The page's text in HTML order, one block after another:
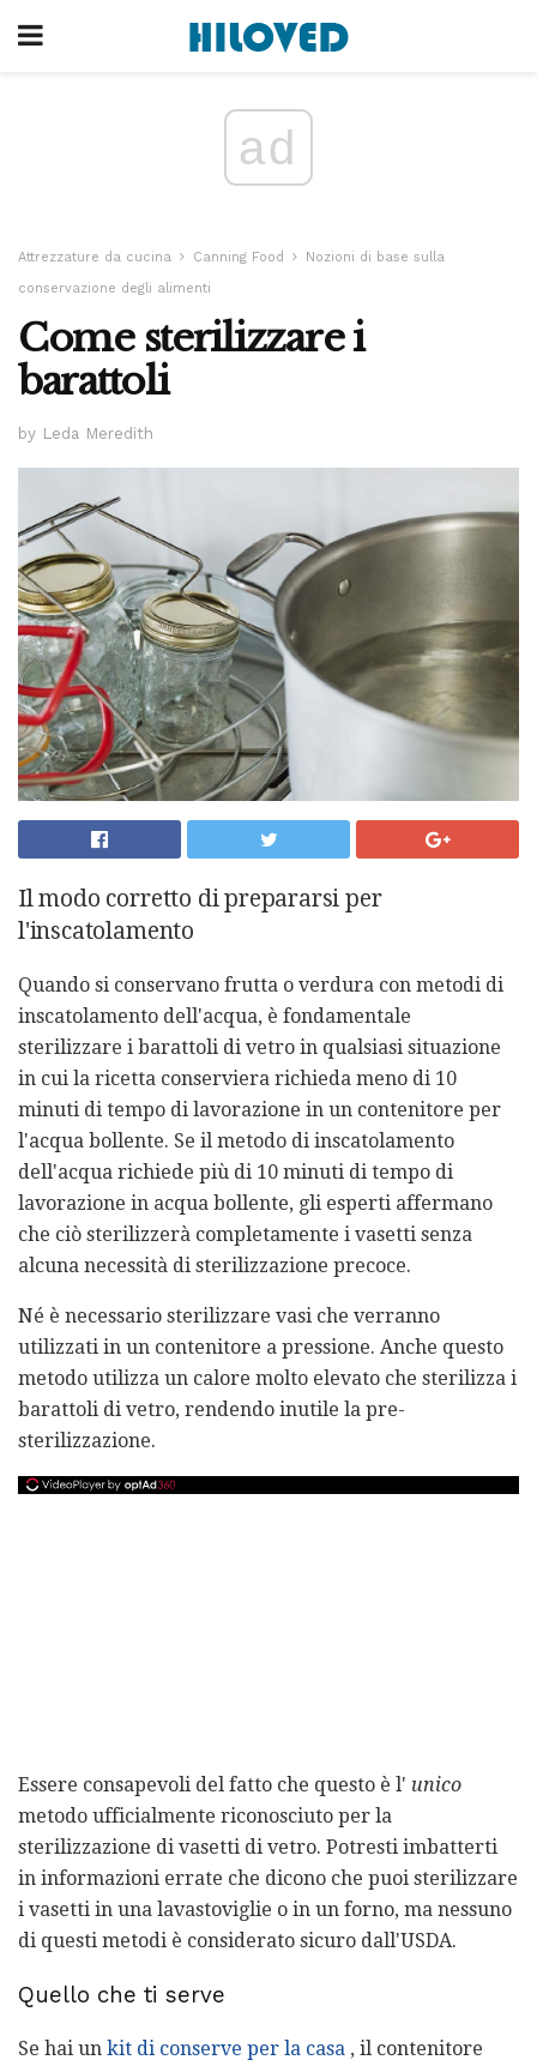
ad
Attrezzature da cucina Canning Food
Nozioni di base sulla
conservazione degli alimenti
Come sterilizzare i
barattoli
by Leda Meredith
Il modo corretto di prepararsi per
l'inscatolamento
Quando si conservano frutta o verdura con metodi di
inscatolamento dell'acqua, è fondamentale
sterilizzare i barattoli di vetro in qualsiasi situazione
in cui la ricetta conserviera richieda meno di 10
minuti di tempo di lavorazione in un contenitore per
l'acqua bollente. Se il metodo di inscatolamento
dell'acqua richiede più di 10 minuti di tempo di
lavorazione in acqua bollente, gli esperti affermano
che ciò sterilizzerà completamente i vasetti senza
alcuna necessità di sterilizzazione precoce.
Né è necessario sterilizzare vasi che verranno
utilizzati in un contenitore a pressione. Anche questo
metodo utilizza un calore molto elevato che sterilizza i
barattoli di vetro, rendendo inutile la pre-
sterilizzazione.
Essere consapevoli del fatto che questo è l' unico
metodo ufficialmente riconosciuto per la
sterilizzazione di vasetti di vetro. Potresti imbatterti
in informazioni errate che dicono che puoi sterilizzare
i vasetti in una lavastoviglie o in un forno, ma nessuno
di questi metodi è considerato sicuro dall'USDA.
Quello che ti serve
Se hai un kit di conserve per la casa , il contenitore